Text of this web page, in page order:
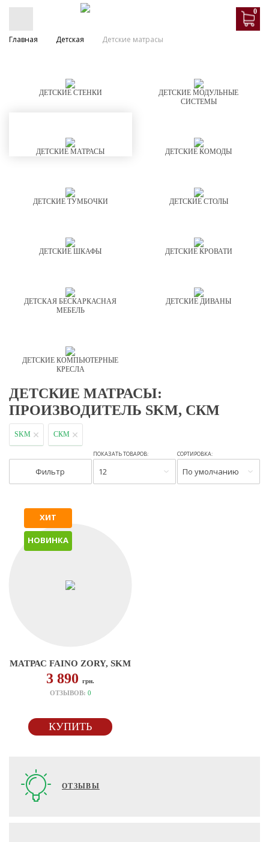
0
Главная Детская Детские матрасы
ДЕТСКИЕ СТЕНКИ
ДЕТСКИЕ МОДУЛЬНЫЕ
СИСТЕМЫ
ДЕТСКИЕ МАТРАСЫ ДЕТСКИЕ КОМОДЫ
ДЕТСКИЕ ТУМБОЧКИ ДЕТСКИЕ СТОЛЫ
ДЕТСКИЕ ШКАФЫ ДЕТСКИЕ КРОВАТИ
ДЕТСКАЯ БЕСКАРКАСНАЯ
МЕБЕЛЬ
ДЕТСКИЕ ДИВАНЫ
ДЕТСКИЕ КОМПЬЮТЕРНЫЕ
КРЕСЛА
ДЕТСКИЕ МАТРАСЫ:
ПРОИЗВОДИТЕЛЬ SKM, СКМ
SKM СКМ
Фильтр
ПОКАЗАТЬ ТОВАРОВ:
12
СОРТИРОВКА:
По умолчанию
ХИТ
НОВИНКА
МАТРАС FAINO ZORY, SKM
3 890грн.
ОТЗЫВОВ: 0
КУПИТЬ
ОТЗЫВЫ